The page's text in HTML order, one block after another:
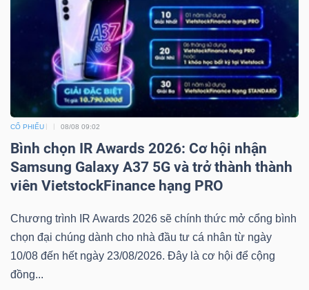
CỔ PHIẾU 08/08 09:02
Bình chọn IR Awards 2026: Cơ hội nhận
Samsung Galaxy A37 5G và trở thành thành
viên VietstockFinance hạng PRO
Chương trình IR Awards 2026 sẽ chính thức mở cổng bình
chọn đại chúng dành cho nhà đầu tư cá nhân từ ngày
10/08 đến hết ngày 23/08/2026. Đây là cơ hội để cộng
đồng...